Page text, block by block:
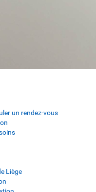
un rendez-vous
Liège